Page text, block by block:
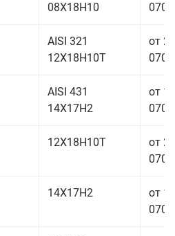
08Х18Н10
AISI 321
12Х18Н10Т
от
AISI 431
14Х17Н2
от
12Х18Н10Т
от
14Х17Н2
от